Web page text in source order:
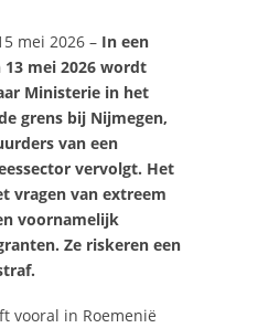
mei 2026 –In een
mei 2026 wordt
Ministerie in het
grens bij Nijmegen,
van een
vervolgt. Het
vragen van extreem
voornamelijk
Ze riskeren een
vooral in Roemenië